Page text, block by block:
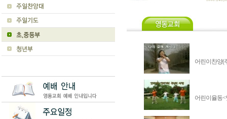
어린이찬양(
어린이율동<